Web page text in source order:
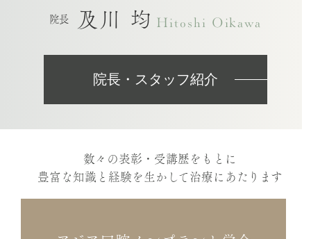
院長・スタッフ紹介
数々の表彰・受講歴をもとに
豊富な知識と経験を生かして治療にあたります